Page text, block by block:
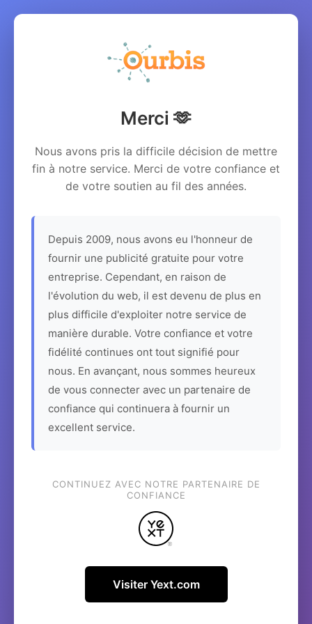
Merci 🫶
Nous avons pris la difficile décision de mettre
fin à notre service. Merci de votre confiance et
de votre soutien au fil des années.
Depuis 2009, nous avons eu l'honneur de
fournir une publicité gratuite pour votre
entreprise. Cependant, en raison de
l'évolution du web, il est devenu de plus en
plus difficile d'exploiter notre service de
manière durable. Votre confiance et votre
fidélité continues ont tout signifié pour
nous. En avançant, nous sommes heureux
de vous connecter avec un partenaire de
confiance qui continuera à fournir un
excellent service.
CONTINUEZ AVEC NOTRE PARTENAIRE DE
CONFIANCE
Visiter Yext.com